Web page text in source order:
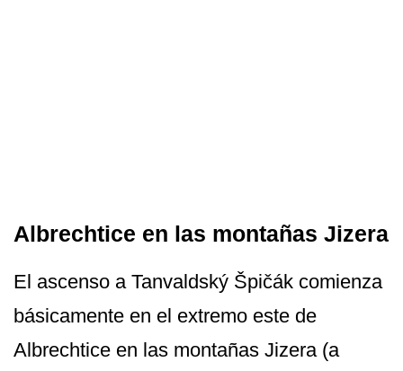
Albrechtice en las montañas Jizera
El ascenso a Tanvaldský Špičák comienza
básicamente en el extremo este de
Albrechtice en las montañas Jizera (a